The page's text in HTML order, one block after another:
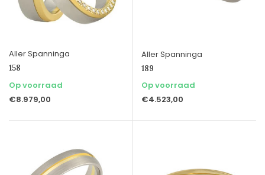
Aller Spanninga
158
Op voorraad
€8.979,00
Aller Spanninga
189
Op voorraad
€4.523,00